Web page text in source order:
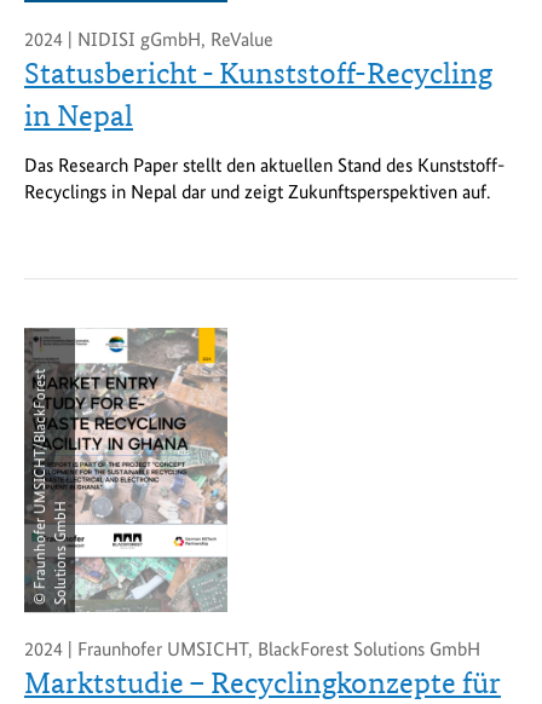
2024 | NIDISI gGmbH, ReValue
Statusbericht - Kunststoff-Recycling
in Nepal
Das Research Paper stellt den aktuellen Stand des Kunststoff-
Recyclings in Nepal dar und zeigt Zukunftsperspektiven auf.
©
F
r
a
u
n
h
o
f
e
rU
M
S
I
C
H
T
/
B
l
a
c
k
F
o
r
e
s
t
S
o
l
u
t
i
o
n
s
G
m
bH
2024 | Fraunhofer UMSICHT, BlackForest Solutions GmbH
Marktstudie – Recyclingkonzepte für